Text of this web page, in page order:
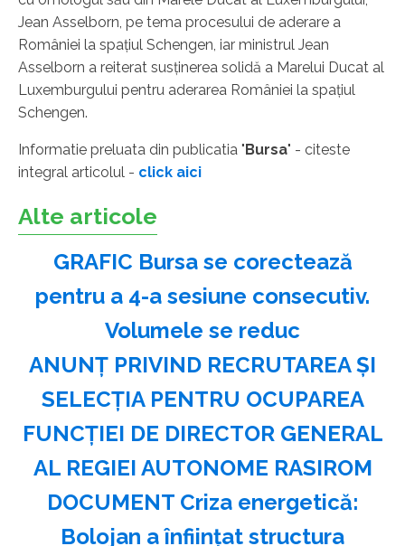
Jean Asselborn, pe tema procesului de aderare a
României la spaţiul Schengen, iar ministrul Jean
Asselborn a reiterat susţinerea solidă a Marelui Ducat al
Luxemburgului pentru aderarea României la spaţiul
Schengen.
Informatie preluata din publicatia "Bursa" - citeste
integral articolul - click aici
Alte articole
GRAFIC Bursa se corectează
pentru a 4-a sesiune consecutiv.
Volumele se reduc
ANUNŢ PRIVIND RECRUTAREA ŞI
SELECŢIA PENTRU OCUPAREA
FUNCŢIEI DE DIRECTOR GENERAL
AL REGIEI AUTONOME RASIROM
DOCUMENT Criza energetică:
Bolojan a înființat structura